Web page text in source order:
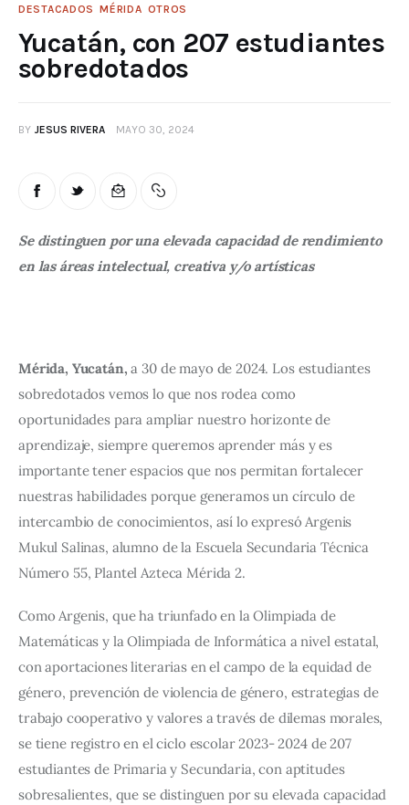
DESTACADOS MÉRIDA OTROS
Yucatán, con 207 estudiantes
sobredotados
BY JESUS RIVERA MAYO 30, 2024
Se distinguen por una elevada capacidad de rendimiento
en las áreas intelectual, creativa y/o artísticas
Mérida, Yucatán, a 30 de mayo de 2024. Los estudiantes
sobredotados vemos lo que nos rodea como
oportunidades para ampliar nuestro horizonte de
aprendizaje, siempre queremos aprender más y es
importante tener espacios que nos permitan fortalecer
nuestras habilidades porque generamos un círculo de
intercambio de conocimientos, así lo expresó Argenis
Mukul Salinas, alumno de la Escuela Secundaria Técnica
Número 55, Plantel Azteca Mérida 2.
Como Argenis, que ha triunfado en la Olimpiada de
Matemáticas y la Olimpiada de Informática a nivel estatal,
con aportaciones literarias en el campo de la equidad de
género, prevención de violencia de género, estrategias de
trabajo cooperativo y valores a través de dilemas morales,
se tiene registro en el ciclo escolar 2023- 2024 de 207
estudiantes de Primaria y Secundaria, con aptitudes
sobresalientes, que se distinguen por su elevada capacidad